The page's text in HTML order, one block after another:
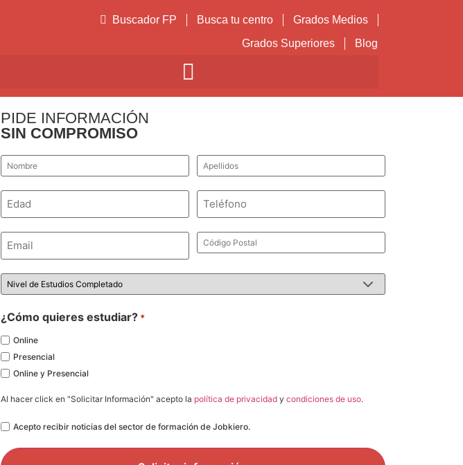
Buscador FP Busca tu centro
Grados Medios
Grados Superiores
Blog
PIDE INFORMACIÓN
SIN COMPROMISO
Nombre Apellidos
*
Número Teléfono
Email
Código
Postal
Nivel
de
¿Cómo quieres estudiar? *
Online
Presencial
Online y Presencial
Al hacer click en "Solicitar Información" acepto la política de privacidad y condiciones de uso.
LegalAcepto recibir noticias del sector de formación de Jobkiero.